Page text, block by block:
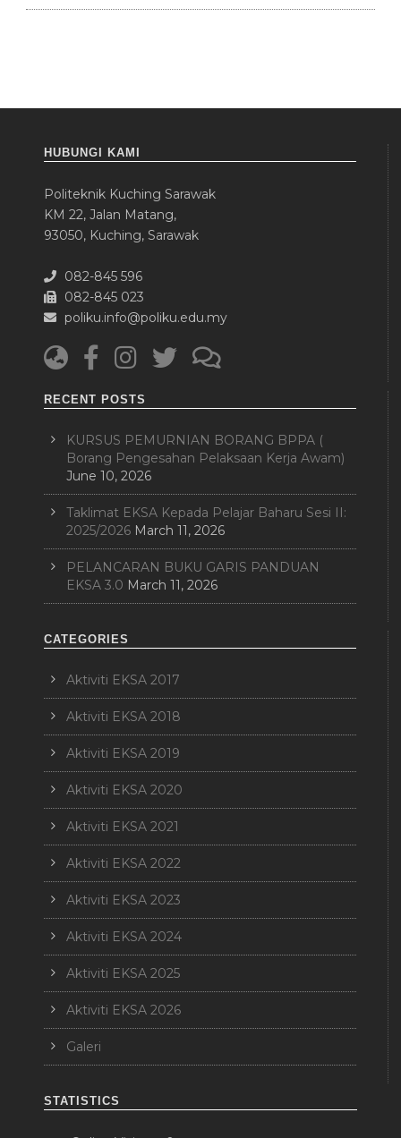
HUBUNGI KAMI
Politeknik Kuching Sarawak
KM 22, Jalan Matang,
93050, Kuching, Sarawak
082-845 596
082-845 023
poliku.info@poliku.edu.my
RECENT POSTS
KURSUS PEMURNIAN BORANG BPPA (
Borang Pengesahan Pelaksaan Kerja Awam)
June 10, 2026
Taklimat EKSA Kepada Pelajar Baharu Sesi II:
2025/2026 March 11, 2026
PELANCARAN BUKU GARIS PANDUAN
EKSA 3.0 March 11, 2026
CATEGORIES
Aktiviti EKSA 2017
Aktiviti EKSA 2018
Aktiviti EKSA 2019
Aktiviti EKSA 2020
Aktiviti EKSA 2021
Aktiviti EKSA 2022
Aktiviti EKSA 2023
Aktiviti EKSA 2024
Aktiviti EKSA 2025
Aktiviti EKSA 2026
Galeri
STATISTICS